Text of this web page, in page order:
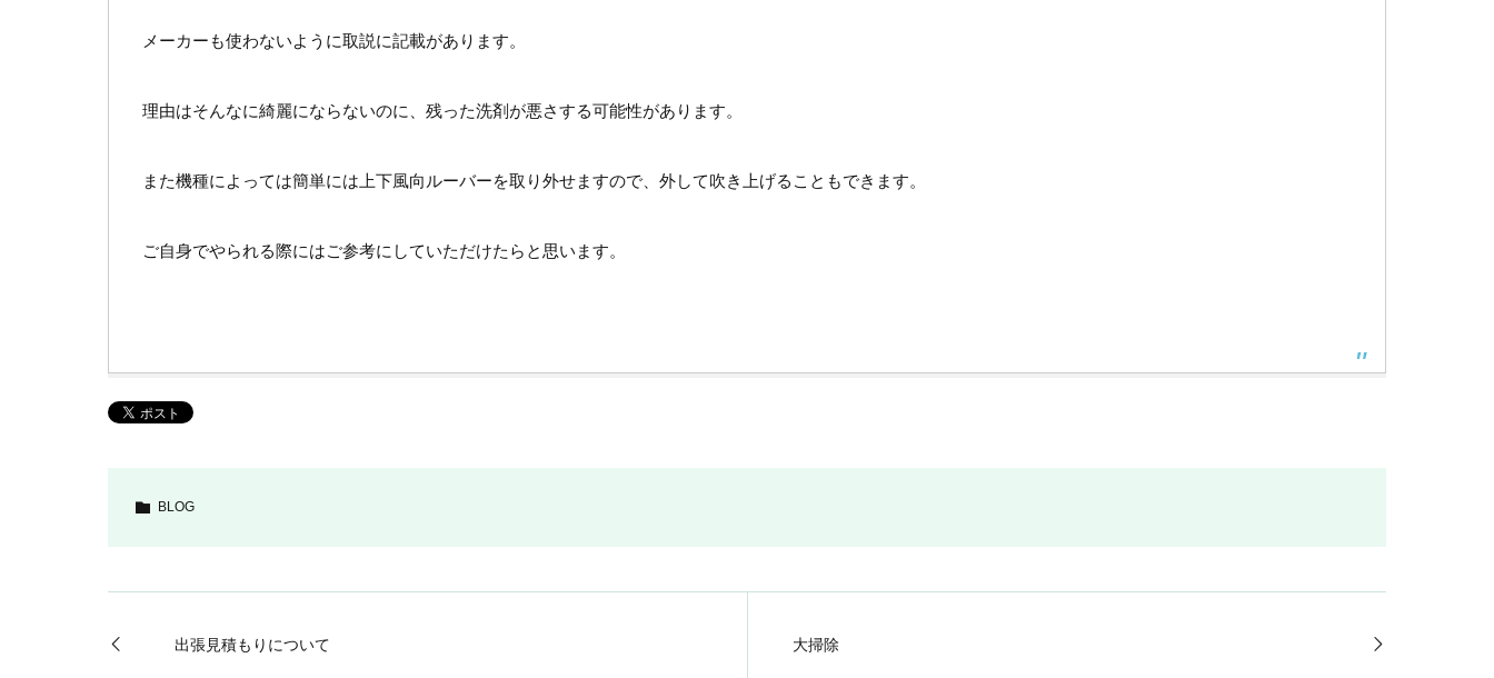
メーカーも使わないように取説に記載があります。
理由はそんなに綺麗にならないのに、残った洗剤が悪さする可能性があります。
また機種によっては簡単には上下風向ルーバーを取り外せますので、外して吹き上げることもできます。
ご自身でやられる際にはご参考にしていただけたらと思います。
BLOG
出張見積もりについて 大掃除